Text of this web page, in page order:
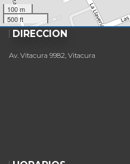
100 m
500 ft
DIRECCIÓN
Av. Vitacura 9982, Vitacura